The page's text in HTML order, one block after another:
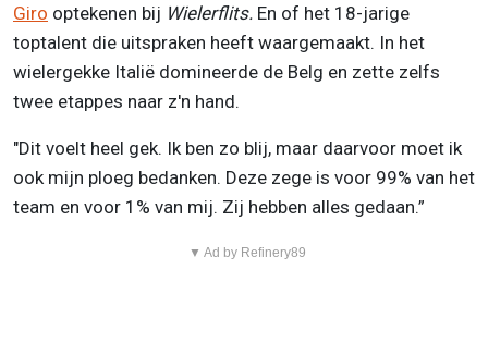
Giro optekenen bij Wielerflits. En of het 18-jarige
toptalent die uitspraken heeft waargemaakt. In het
wielergekke Italië domineerde de Belg en zette zelfs
twee etappes naar z'n hand.
"Dit voelt heel gek. Ik ben zo blij, maar daarvoor moet ik
ook mijn ploeg bedanken. Deze zege is voor 99% van het
team en voor 1% van mij. Zij hebben alles gedaan.”
▼ Ad by Refinery89